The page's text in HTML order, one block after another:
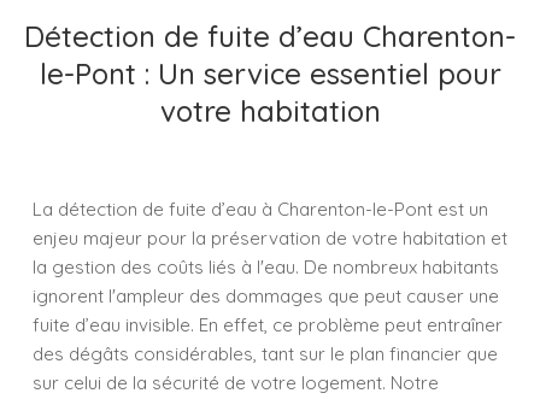
Détection de fuite d’eau Charenton-
le-Pont : Un service essentiel pour
votre habitation
La détection de fuite d’eau à Charenton-le-Pont est un
enjeu majeur pour la préservation de votre habitation et
la gestion des coûts liés à l'eau. De nombreux habitants
ignorent l'ampleur des dommages que peut causer une
fuite d’eau invisible. En effet, ce problème peut entraîner
des dégâts considérables, tant sur le plan financier que
sur celui de la sécurité de votre logement. Notre